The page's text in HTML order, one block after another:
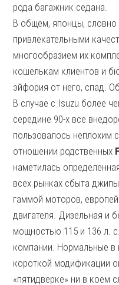
рода багажник седана.
В общем, японцы, словно
привлекательными
многообразием их
кошелькам клиентов и
эйфория от него, спад.
В случае с Isuzu более
середине 90-х все
пользовалось неплохим
отношении родственных
наметилась
всех рынках сбыта
гаммой моторов,
двигателя. Дизельная и
мощностью 115 и 136 л.
компании. Нормальные в
короткой модификации
«пятидверке» ни в коем